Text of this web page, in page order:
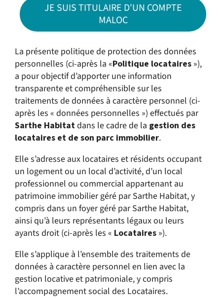
JE SUIS TITULAIRE D'UN COMPTE
MALOC
La présente politique de protection des données
personnelles (ci-après la «Politique locataires »),
a pour objectif d’apporter une information
transparente et compréhensible sur les
traitements de données à caractère personnel (ci-
après les « données personnelles ») effectués par
Sarthe Habitatdans le cadre de la gestion des
locataires et de son parc immobilier.
Elle s’adresse aux locataires et résidents occupant
un logement ou un local d’activité, d’un local
professionnel ou commercial appartenant au
patrimoine immobilier géré par Sarthe Habitat, y
compris dans un foyer géré par Sarthe Habitat,
ainsi qu’à leurs représentants légaux ou leurs
ayants droit (ci-après les « Locataires »).
Elle s’applique à l’ensemble des traitements de
données à caractère personnel en lien avec la
gestion locative et patrimoniale, y compris
l’accompagnement social des Locataires.